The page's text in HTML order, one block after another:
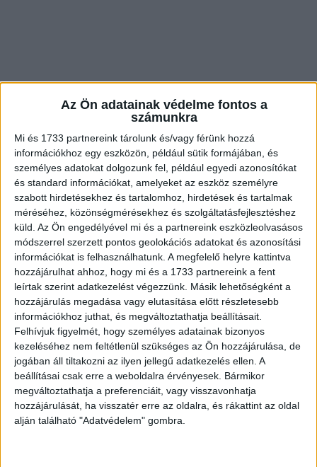
Az Ön adatainak védelme fontos a
számunkra
Mi és 1733 partnereink tárolunk és/vagy férünk hozzá
információkhoz egy eszközön, például sütik formájában, és
személyes adatokat dolgozunk fel, például egyedi azonosítókat
és standard információkat, amelyeket az eszköz személyre
szabott hirdetésekhez és tartalomhoz, hirdetések és tartalmak
méréséhez, közönségmérésekhez és szolgáltatásfejlesztéshez
küld. Az Ön engedélyével mi és a partnereink eszközleolvasásos
módszerrel szerzett pontos geolokációs adatokat és azonosítási
információkat is felhasználhatunk. A megfelelő helyre kattintva
hozzájárulhat ahhoz, hogy mi és a 1733 partnereink a fent
leírtak szerint adatkezelést végezzünk. Másik lehetőségként a
hozzájárulás megadása vagy elutasítása előtt részletesebb
információkhoz juthat, és megváltoztathatja beállításait.
Felhívjuk figyelmét, hogy személyes adatainak bizonyos
kezeléséhez nem feltétlenül szükséges az Ön hozzájárulása, de
jogában áll tiltakozni az ilyen jellegű adatkezelés ellen. A
beállításai csak erre a weboldalra érvényesek. Bármikor
megváltoztathatja a preferenciáit, vagy visszavonhatja
hozzájárulását, ha visszatér erre az oldalra, és rákattint az oldal
alján található "Adatvédelem" gombra.
Belépve az ajtón a nő felkapcsolja a villanyt és
bekiált:
– Mama gyere, kezdhetjük a partit!
+1 vicc:
Egy tizenéves fiú felkér a diszkóban egy
húszéves lányt. Azt feleli gőgösen a lány: